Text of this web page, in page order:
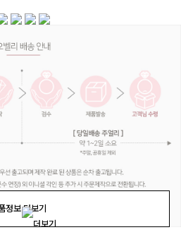
정보 더보기